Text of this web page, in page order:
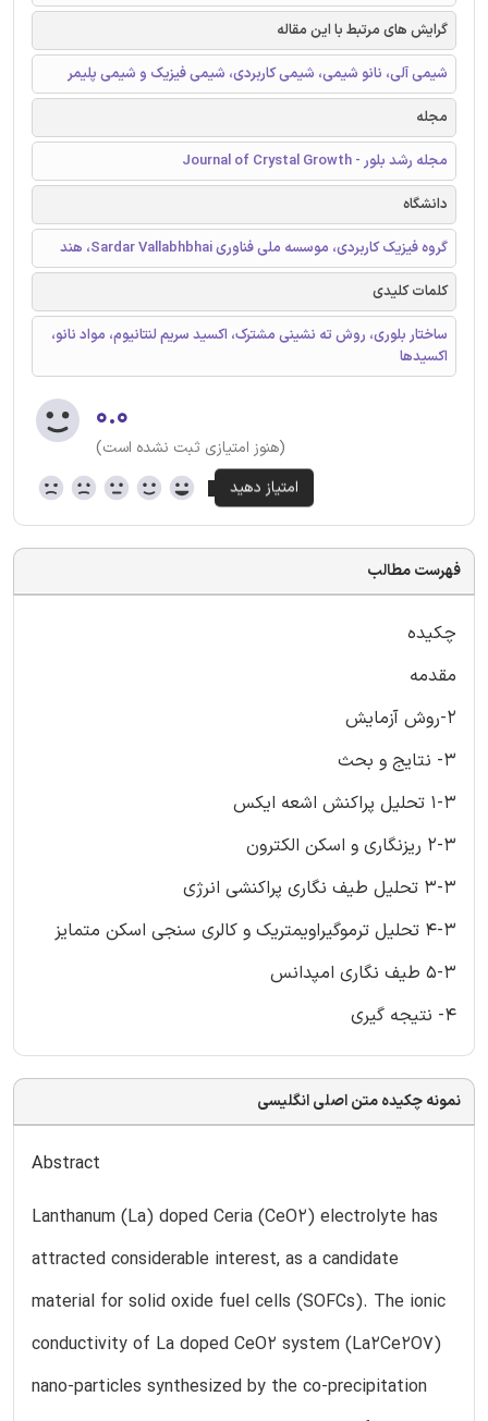
گرایش های مرتبط با این مقاله
شیمی آلی، نانو شیمی، شیمی کاربردی، شیمی فیزیک و شیمی پلیمر
مجله
مجله رشد بلور - Journal of Crystal Growth
دانشگاه
گروه فیزیک کاربردی، موسسه ملی فناوری Sardar Vallabhbhai، هند
کلمات کلیدی
ساختار بلوری، روش ته نشینی مشترک، اکسید سریم لنتانیوم، مواد نانو،
اکسیدها
۰.۰
(هنوز امتیازی ثبت نشده است)
فهرست مطالب
چکیده
مقدمه
2-روش آزمایش
3- نتایج و بحث
1-3 تحلیل پراکنش اشعه ایکس
2-3 ریزنگاری و اسکن الکترون
3-3 تحلیل طیف نگاری پراکنشی انرژی
4-3 تحلیل ترموگیراویمتریک و کالری سنجی اسکن متمایز
5-3 طیف نگاری امپدانس
4- نتیجه گیری
نمونه چکیده متن اصلی انگلیسی
Abstract
Lanthanum (La) doped Ceria (CeO2) electrolyte has
attracted considerable interest, as a candidate
material for solid oxide fuel cells (SOFCs). The ionic
conductivity of La doped CeO2 system (La2Ce2O7)
nano-particles synthesized by the co-precipitation